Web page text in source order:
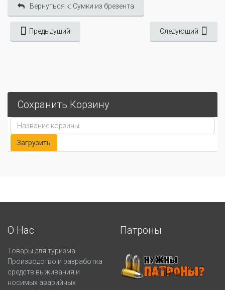
Вернуться к: Сумки из брезента
Предыдущий Следующий
Сохранить Корзину
О Нас
Товары для туризма.
Производство и разработка
средств выживания и
носимых аварийных
Патроны